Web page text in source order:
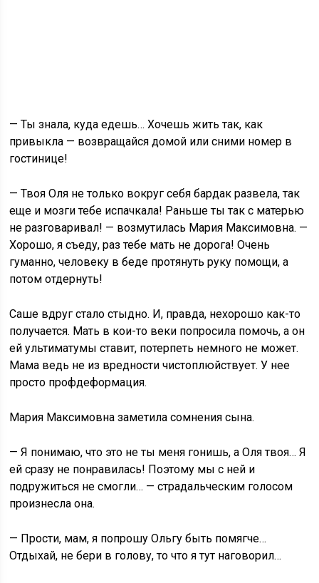
— Ты знала, куда едешь… Хочешь жить так, как
привыкла — возвращайся домой или сними номер в
гостинице!
— Твоя Оля не только вокруг себя бардак развела, так
еще и мозги тебе испачкала! Раньше ты так с матерью
не разговаривал! — возмутилась Мария Максимовна. —
Хорошо, я съеду, раз тебе мать не дорога! Очень
гуманно, человеку в беде протянуть руку помощи, а
потом отдернуть!
Саше вдруг стало стыдно. И, правда, нехорошо как-то
получается. Мать в кои-то веки попросила помочь, а он
ей ультиматумы ставит, потерпеть немного не может.
Мама ведь не из вредности чистоплюйствует. У нее
просто профдеформация.
Мария Максимовна заметила сомнения сына.
— Я понимаю, что это не ты меня гонишь, а Оля твоя… Я
ей сразу не понравилась! Поэтому мы с ней и
подружиться не смогли… — страдальческим голосом
произнесла она.
— Прости, мам, я попрошу Ольгу быть помягче…
Отдыхай, не бери в голову, то что я тут наговорил…